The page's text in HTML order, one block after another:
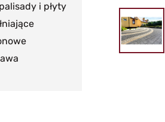
i płyty